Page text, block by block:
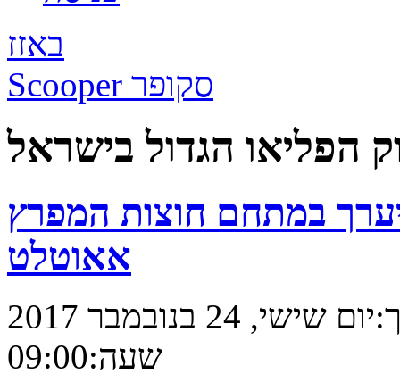
באזז
Scooper סקופר
הפליאו הגדול בישראל
במתחם חוצות המפרץ
אאוטלט
יום שישי, 24 בנובמבר 2017
שעה:09:00